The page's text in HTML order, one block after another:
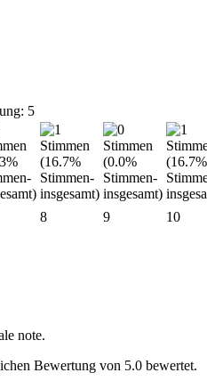
5
8 9 10
note.
Bewertung von 5.0 bewertet.